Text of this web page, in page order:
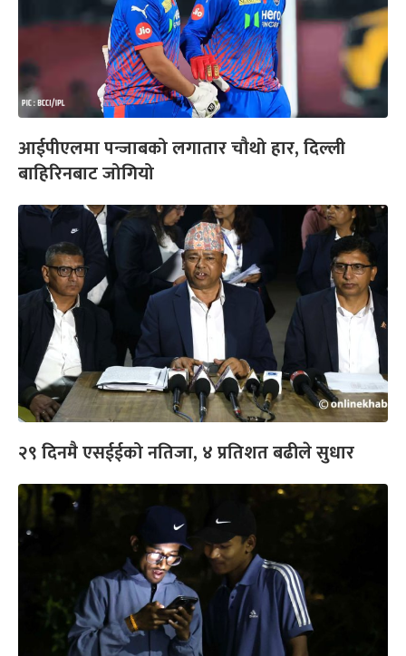
आईपीएलमा पन्जाबको लगातार चौथो हार, दिल्ली
बाहिरिनबाट जोगियो
२९ दिनमै एसईईको नतिजा, ४ प्रतिशत बढीले सुधार